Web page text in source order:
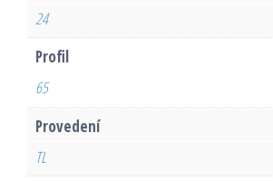
24
Profil
65
Provedení
TL